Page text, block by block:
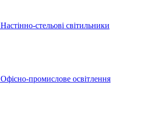
Настінно-стельові світильники
Офісно-промислове освітлення